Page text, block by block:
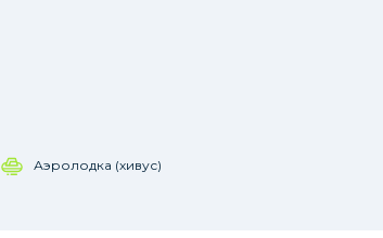
Аэролодка (хивус)